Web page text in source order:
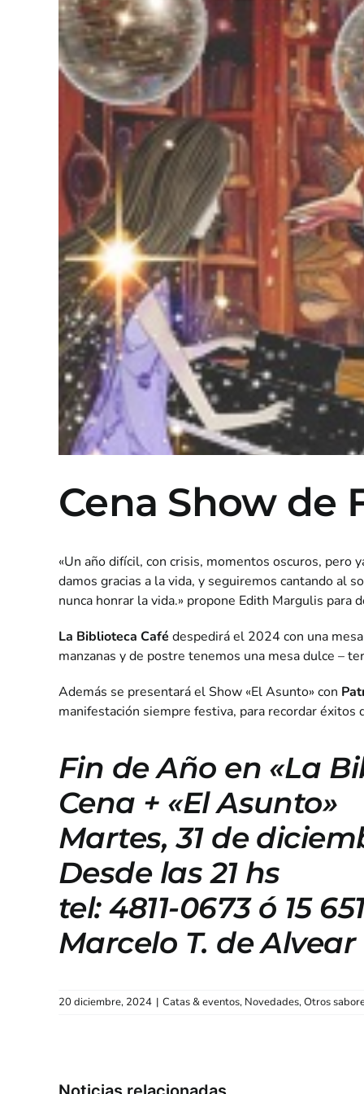
Cena Show de
«Un año difícil, con crisis, momentos oscuros, pero
damos gracias a la vida, y seguiremos cantando al
nunca honrar la vida.» propone Edith Margulis para
La Biblioteca Café despedirá el 2024 con una
manzanas y de postre tenemos una mesa dulce –
Además se presentará el Show «El Asunto» con
manifestación siempre festiva, para recordar éxitos
Fin de Año en «La
Cena + «El Asunto»
Martes, 31 de
Desde las 21 hs
tel: 4811-0673 ó 15
Marcelo T. de Alvear
20 diciembre, 2024 | Catas & eventos, Novedades,Otros